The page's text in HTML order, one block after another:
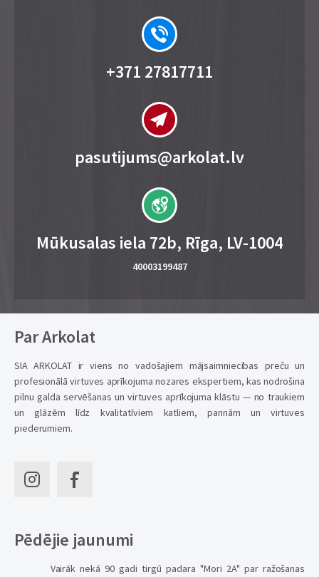
+371 27817711
pasutijums@arkolat.lv
Mūkusalas iela 72b, Rīga, LV-1004
40003199487
Par Arkolat
SIA ARKOLAT ir viens no vadošajiem mājsaimniecības preču un
profesionālā virtuves aprīkojuma nozares ekspertiem, kas nodrošina
pilnu galda servēšanas un virtuves aprīkojuma klāstu — no traukiem
un glāzēm līdz kvalitatīviem katliem, pannām un virtuves
piederumiem.
Pēdējie jaunumi
Vairāk nekā 90 gadi tirgū padara "Mori 2A" par ražošanas